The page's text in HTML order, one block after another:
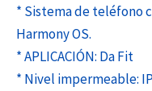
* Sistema de teléfono
Harmony OS.
* APLICACIÓN: Da Fit
* Nivel impermeable: